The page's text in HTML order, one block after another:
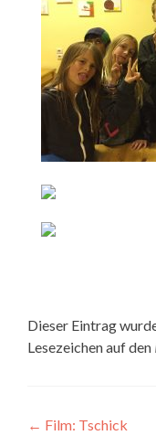
Dieser Eintrag
Lesezeichen auf den
Artikel-
← Film: Tschick